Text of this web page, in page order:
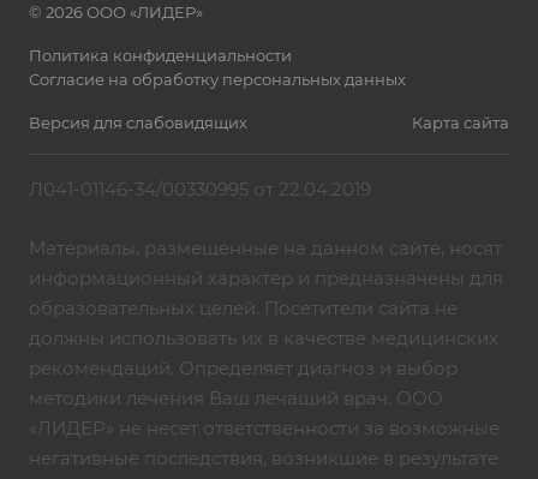
© 2026 ООО «ЛИДЕР»
Политика конфиденциальности
Согласие на обработку персональных данных
Версия для слабовидящих Карта сайта
Л041-01146-34/00330995 от 22.04.2019
Материалы, размещенные на данном сайте, носят
информационный характер и предназначены для
образовательных целей. Посетители сайта не
должны использовать их в качестве медицинских
рекомендаций. Определяет диагноз и выбор
методики лечения Ваш лечащий врач. ООО
«ЛИДЕР» не несет ответственности за возможные
негативные последствия, возникшие в результате